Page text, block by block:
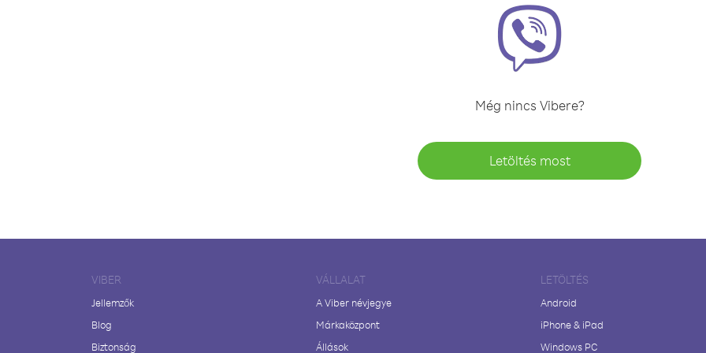
Még nincs Vibere?
Letöltés most
VIBER
Jellemzők
Blog
Biztonság
VÁLLALAT
A Viber névjegye
Márkaközpont
Állások
LETÖLTÉS
Android
iPhone & iPad
Windows PC